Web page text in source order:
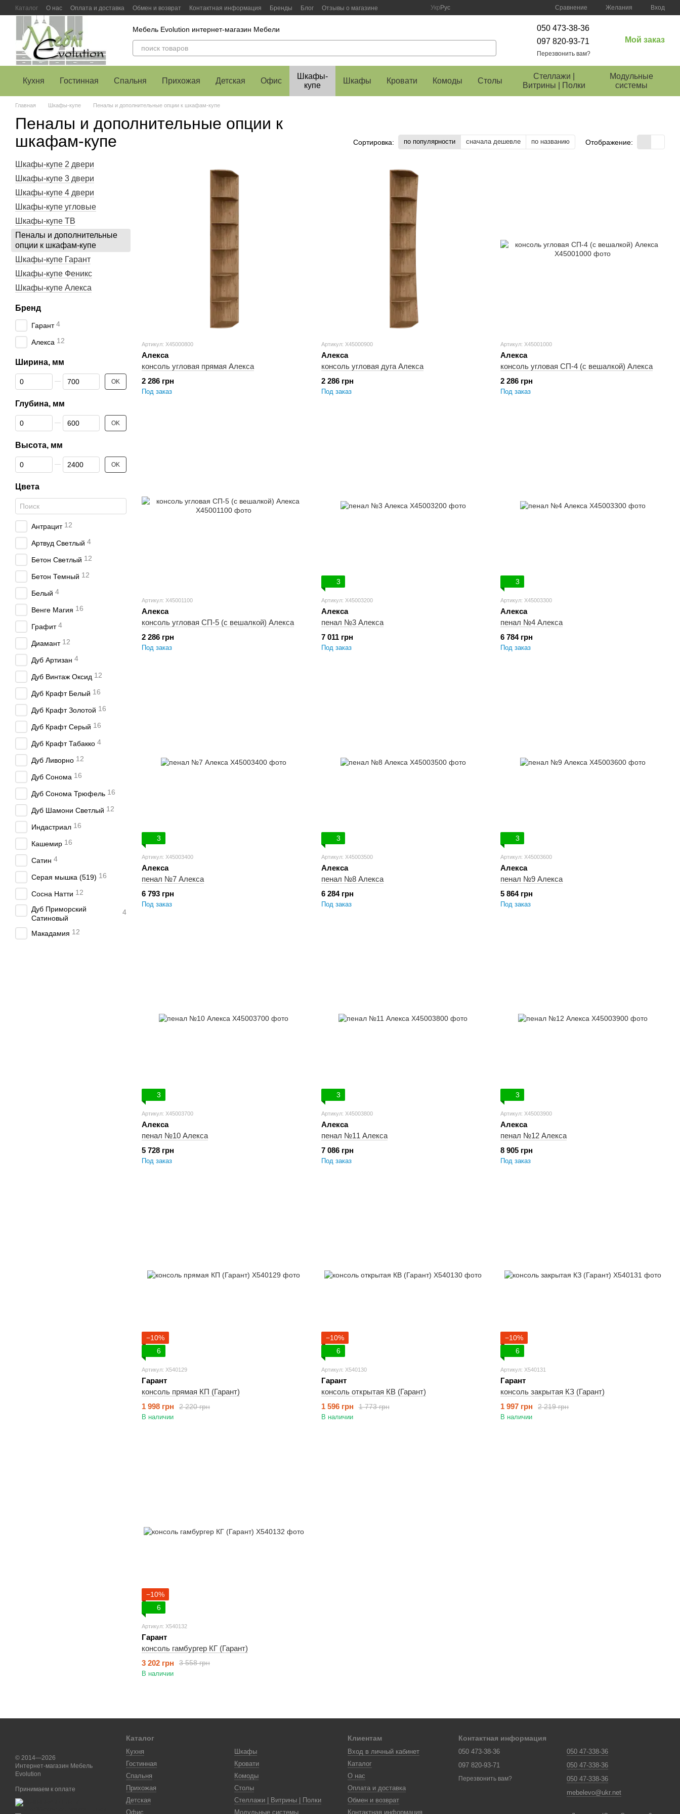
Перейти к основному контенту
Каталог О нас Оплата и доставка Обмен и возврат Контактная информация Бренды Блог Отзывы о магазине Укр Рус Сравнение Желания Вход
Мебель Evolution интернет-магазин Мебели
050 473-38-36
097 820-93-71
Перезвонить вам?
Мой заказ
Кухня Гостинная Спальня Прихожая Детская Офис
Шкафы-
купе
Шкафы Кровати Комоды Столы
Стеллажи |
Витрины | Полки
Модульные
системы
Главная Шкафы-купе Пеналы и дополнительные опции к шкафам-купе
Пеналы и дополнительные опции к
шкафам-купе
Сортировка: по популярности сначала дешевле по названию Отображение:
Артикул: X45000800
Алекса
консоль угловая прямая Алекса
2 286 грн
Под заказ
Артикул: X45000900
Алекса
консоль угловая дуга Алекса
2 286 грн
Под заказ
Артикул: X45001000
Алекса
консоль угловая СП-4 (с вешалкой) Алекса
2 286 грн
Под заказ
Артикул: X45001100
Алекса
консоль угловая СП-5 (с вешалкой) Алекса
2 286 грн
Под заказ
3
Артикул: X45003200
Алекса
пенал №3 Алекса
7 011 грн
Под заказ
3
Артикул: X45003300
Алекса
пенал №4 Алекса
6 784 грн
Под заказ
3
Артикул: X45003400
Алекса
пенал №7 Алекса
6 793 грн
Под заказ
3
Артикул: X45003500
Алекса
пенал №8 Алекса
6 284 грн
Под заказ
3
Артикул: X45003600
Алекса
пенал №9 Алекса
5 864 грн
Под заказ
3
Артикул: X45003700
Алекса
пенал №10 Алекса
5 728 грн
Под заказ
3
Артикул: X45003800
Алекса
пенал №11 Алекса
7 086 грн
Под заказ
3
Артикул: X45003900
Алекса
пенал №12 Алекса
8 905 грн
Под заказ
−10%
6
Артикул: X540129
Гарант
консоль прямая КП (Гарант)
2 220 грн
1 998 грн
В наличии
−10%
6
Артикул: X540130
Гарант
консоль открытая КВ (Гарант)
1 773 грн
1 596 грн
В наличии
−10%
6
Артикул: X540131
Гарант
консоль закрытая КЗ (Гарант)
2 219 грн
1 997 грн
В наличии
−10%
6
Артикул: X540132
Гарант
консоль гамбургер КГ (Гарант)
3 558 грн
3 202 грн
В наличии
Шкафы-купе 2 двери
Шкафы-купе 3 двери
Шкафы-купе 4 двери
Шкафы-купе угловые
Шкафы-купе ТВ
Пеналы и дополнительные
опции к шкафам-купе
Шкафы-купе Гарант
Шкафы-купе Феникс
Шкафы-купе Алекса
Бренд
Гарант 4
Алекса 12
Ширина, мм
От Ширина, мм
До Ширина, мм OK
Глубина, мм
От Глубина, мм
До Глубина, мм OK
Высота, мм
От Высота, мм
До Высота, мм OK
Цвета
Антрацит 12
Артвуд Светлый 4
Бетон Светлый 12
Бетон Темный 12
Белый 4
Венге Магия 16
Графит 4
Диамант 12
Дуб Артизан 4
Дуб Винтаж Оксид 12
Дуб Крафт Белый 16
Дуб Крафт Золотой 16
Дуб Крафт Серый 16
Дуб Крафт Табакко 4
Дуб Ливорно 12
Дуб Сонома 16
Дуб Сонома Трюфель 16
Дуб Шамони Светлый 12
Индастриал 16
Кашемир 16
Сатин 4
Серая мышка (519) 16
Сосна Натти 12
Дуб Приморский
Сатиновый
4
Макадамия 12
© 2014—2026
Интернет-магазин Мебель
Evolution
Принимаем к оплате
Каталог
Кухня
Гостинная
Спальня
Прихожая
Детская
Офис
Шкафы
Кровати
Комоды
Столы
Стеллажи | Витрины | Полки
Модульные системы
Клиентам
Вход в личный кабинет
Каталог
О нас
Оплата и доставка
Обмен и возврат
Контактная информация
Контактная информация
050 473-38-36
097 820-93-71
Перезвонить вам?
050 47-338-36
050 47-338-36
050 47-338-36
mebelevo@ukr.net